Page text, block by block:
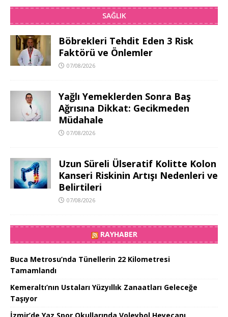
SAĞLIK
Böbrekleri Tehdit Eden 3 Risk
Faktörü ve Önlemler
07/08/2026
Yağlı Yemeklerden Sonra Baş
Ağrısına Dikkat: Gecikmeden
Müdahale
07/08/2026
Uzun Süreli Ülseratif Kolitte Kolon
Kanseri Riskinin Artışı Nedenleri ve
Belirtileri
07/08/2026
RAYHABER
Buca Metrosu’nda Tünellerin 22 Kilometresi
Tamamlandı
Kemeraltı’nın Ustaları Yüzyıllık Zanaatları Geleceğe
Taşıyor